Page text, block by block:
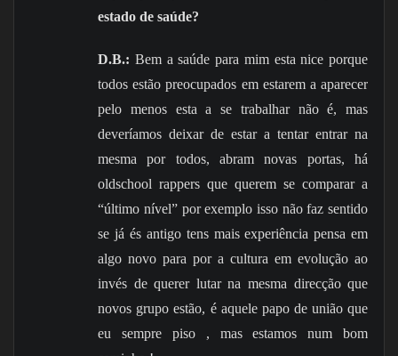
estado de saúde?
D.B.: Bem a saúde para mim esta nice porque
todos estão preocupados em estarem a aparecer
pelo menos esta a se trabalhar não é, mas
deveríamos deixar de estar a tentar entrar na
mesma por todos, abram novas portas, há
oldschool rappers que querem se comparar a
“último nível” por exemplo isso não faz sentido
se já és antigo tens mais experiência pensa em
algo novo para por a cultura em evolução ao
invés de querer lutar na mesma direcção que
novos grupo estão, é aquele papo de união que
eu sempre piso , mas estamos num bom